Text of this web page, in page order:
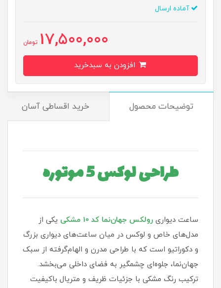
آماده ارسال
17,500,000 تومان
توضیحات محصول خرید اقساطی آسان
طراحی لوکس 5 موتوره
ساعت دیواری رولکس جهان‌نما کد 10 مشکی
یکی از
مدل‌های خاص و لوکس در میان ساعت‌های دیواری بزرگ
و دکوراتیو است که با طراحی مدرن و الهام‌گرفته از سبک
جهان‌نما، جلوه‌ای چشمگیر به فضای داخلی می‌بخشد.
ترکیب رنگ مشکی با جزئیات ظریف و متریال باکیفیت